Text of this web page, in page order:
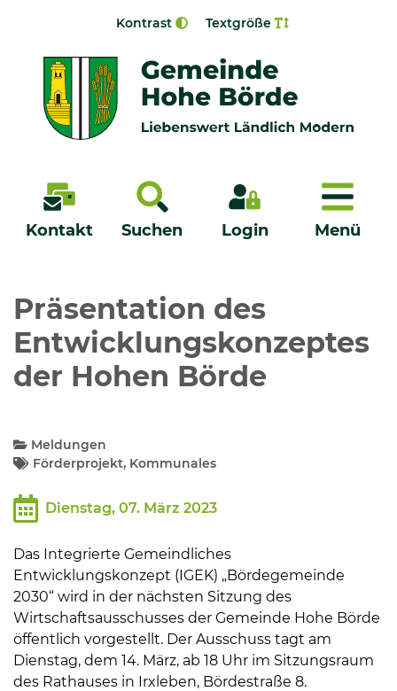
Kontrast Textgröße
Kontakt Suchen Login Menü
Menü
Bürgerservice - Onlinedienste
Neuigkeiten
Kommunalpolitik
Bildung und Soziales
Wirtschaft, Bauen, Verkehr
Tourismus, Freizeit, Dorfleben
Ehrenamt und Engagement
Präsentation des
Entwicklungskonzeptes
der Hohen Börde
Meldungen
Förderprojekt, Kommunales
Dienstag, 07. März 2023
Das Integrierte Gemeindliches
Entwicklungskonzept (IGEK) „Bördegemeinde
2030“ wird in der nächsten Sitzung des
Wirtschaftsausschusses der Gemeinde Hohe Börde
öffentlich vorgestellt. Der Ausschuss tagt am
Dienstag, dem 14. März, ab 18 Uhr im Sitzungsraum
des Rathauses in Irxleben, Bördestraße 8.